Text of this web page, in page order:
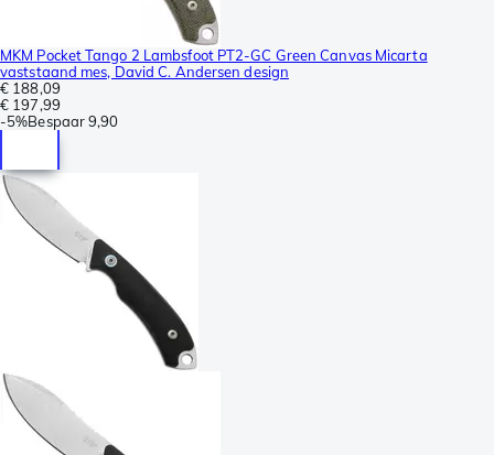
MKM Pocket Tango 2 Lambsfoot PT2-GC Green Canvas Micarta
vaststaand mes, David C. Andersen design
€ 188,09
€ 197,99
-5%Bespaar9,90